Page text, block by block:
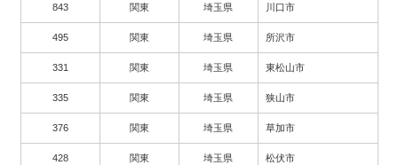
843 関東 埼玉県 川口市
495 関東 埼玉県 所沢市
331 関東 埼玉県 東松山市
335 関東 埼玉県 狭山市
376 関東 埼玉県 草加市
428 関東 埼玉県 松伏市